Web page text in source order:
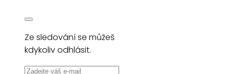
Ze sledování se můžeš
kdykoliv odhlásit.